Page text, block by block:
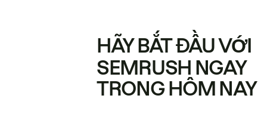
HÃY BẮT ĐẦU VỚI
SEMRUSH NGAY
TRONG HÔM NAY